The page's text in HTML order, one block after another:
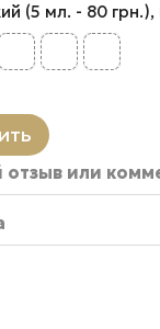
(5 мл. - 80 грн.),
отзыв или